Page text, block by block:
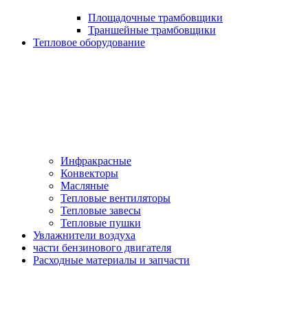
Площадочные трамбовщики
Траншейные трамбовщики
Тепловое оборудование
Инфракрасные
Конвекторы
Масляные
Тепловые вентиляторы
Тепловые завесы
Тепловые пушки
Увлажнители воздуха
части бензинового двигателя
Расходные материалы и запчасти